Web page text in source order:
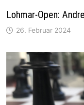
Lohmar-Open:
26. Februar 2024